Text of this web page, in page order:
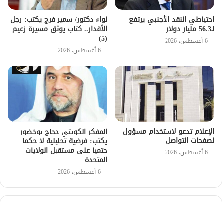
احتياطي النقد الأجنبي يرتفع
لـ56.3 مليار دولار
6 أغسطس، 2026
لواء دكتور/ سمير فرج يكتب: رجل
الأقدار.. كتاب يوثق مسيرة زعيم
(5)
6 أغسطس، 2026
الإعلام تدعو لاستخدام مسؤول
لصفحات التواصل
6 أغسطس، 2026
المفكر الكويتي حجاج بوخضور
يكتب: فرضية تحليلية لا حكما
حتميا على مستقبل الولايات
المتحدة
6 أغسطس، 2026